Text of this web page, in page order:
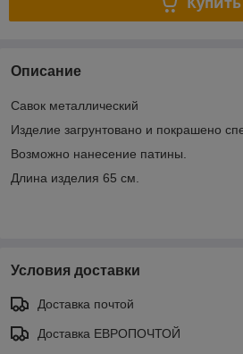
Описание
Савок металлический
Изделие загрунтовано и покрашено
Возможно нанесение патины.
Длина изделия 65 см.
Условия доставки
Доставка почтой
Доставка ЕВРОПОЧТОЙ